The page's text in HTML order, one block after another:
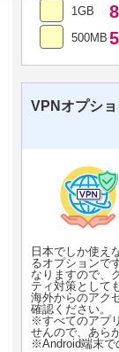
1GB
500MB
VPNオプシ
日本でしか使え
るオプションで
なりますので、
ティ対策として
海外からのアク
確認ください。
※すべてのアプ
せんので、あら
※Android端末で